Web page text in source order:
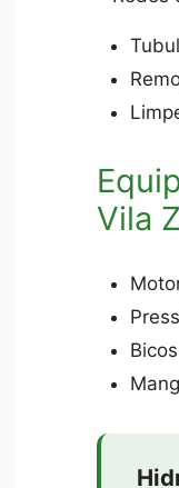
Vila